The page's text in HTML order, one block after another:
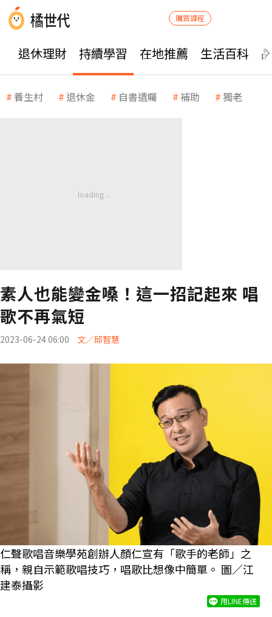
購買課程
退休理財 持續學習 在地推薦 生活百科
養生村 退休金 自書遺囑 補助 獨老
素人也能變金嗓！這一招記起來 唱
歌不再氣短
2023-06-24 06:00 文／邱智慧
仁聲歌唱音樂學苑創辦人顏仁宣有「歌手的老師」之
稱，親自示範歌唱技巧，唱歌比想像中簡單。 圖／江
建泰攝影
用LINE傳送